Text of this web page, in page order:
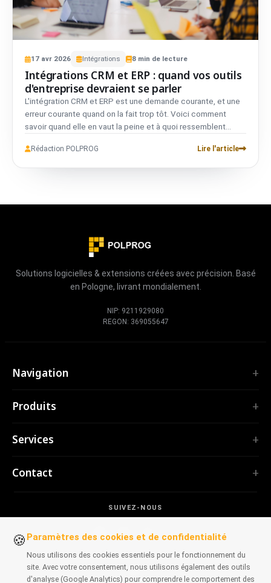
17 avr 2026 Intégrations 8 min de lecture
Intégrations CRM et ERP : quand vos outils
d'entreprise devraient se parler
L'intégration CRM et ERP est une demande courante, et une
erreur courante quand on la fait trop tôt. Voici comment
savoir quand elle en vaut la peine et à quoi ressemblent
Rédaction POLPROG Lire l'article
Solutions logicielles & extensions créées avec précision. Basé
en Pologne, livrant mondialement.
NIP: 9211929080
REGON: 369055647
SUIVEZ-NOUS
DISPONIBLE SUR
Navigation
Services
APPRENTISSAGE
Outils IA
Outils de développement
Produits
TubePilot
Toutes les extensions →
Tous les outils →
SITES WEB
CosmoLapse
Services
Applications web
Conseil informatique
Contact
🍪 Paramètres des cookies et de confidentialité
Nous utilisons des cookies essentiels pour le fonctionnement du
site. Avec votre consentement, nous utilisons également des outils
d'analyse (Google Analytics) pour comprendre le comportement des